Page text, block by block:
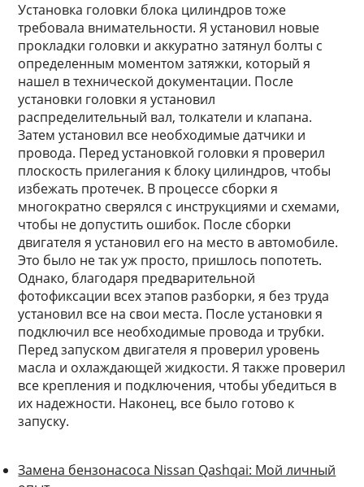
Установка головки блока цилиндров тоже
требовала внимательности. Я установил новые
прокладки головки и аккуратно затянул болты с
определенным моментом затяжки, который я
нашел в технической документации. После
установки головки я установил
распределительный вал, толкатели и клапана.
Затем установил все необходимые датчики и
провода. Перед установкой головки я проверил
плоскость прилегания к блоку цилиндров, чтобы
избежать протечек. В процессе сборки я
многократно сверялся с инструкциями и схемами,
чтобы не допустить ошибок. После сборки
двигателя я установил его на место в автомобиле.
Это было не так уж просто, пришлось попотеть.
Однако, благодаря предварительной
фотофиксации всех этапов разборки, я без труда
установил все на свои места. После установки я
подключил все необходимые провода и трубки.
Перед запуском двигателя я проверил уровень
масла и охлаждающей жидкости. Я также проверил
все крепления и подключения, чтобы убедиться в
их надежности. Наконец, все было готово к
запуску.
Замена бензонасоса Nissan Qashqai: Мой личный